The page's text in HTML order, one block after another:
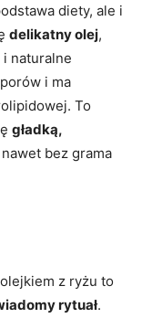
diety, ale i
delikatny olej,
naturalne
i ma
To
gładką,
bez grama
z ryżu to
rytuał.